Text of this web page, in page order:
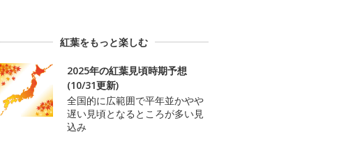
紅葉をもっと楽しむ
2025年の紅葉見頃時期予想
(10/31更新)
全国的に広範囲で平年並かやや
遅い見頃となるところが多い見
込み